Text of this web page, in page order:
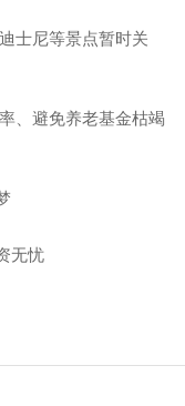
士尼等景点暂时关
、避免养老基金枯竭
无忧